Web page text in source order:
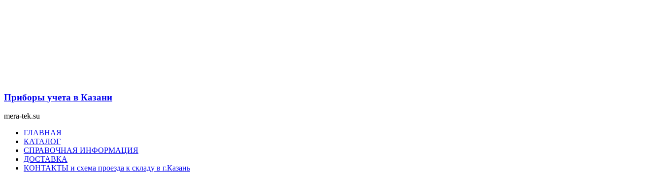
Приборы учета в Казани
mera-tek.su
МенюГЛАВНАЯ
КАТАЛОГ
СПРАВОЧНАЯ ИНФОРМАЦИЯ
ДОСТАВКА
КОНТАКТЫ и схема проезда к складу в г.Казань